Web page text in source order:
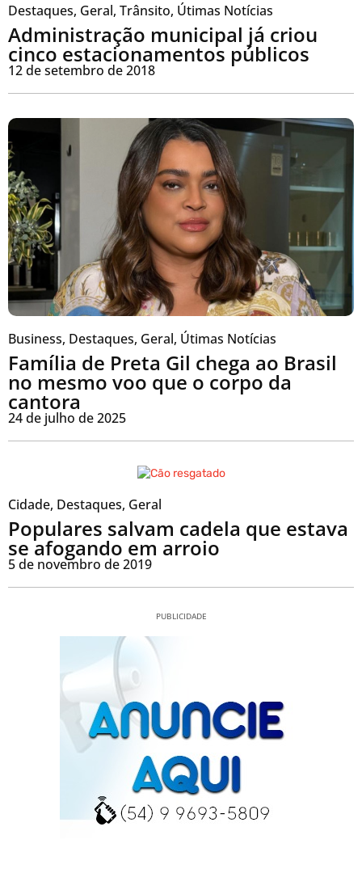
Destaques, Geral, Trânsito, Útimas Notícias
Administração municipal já criou
cinco estacionamentos públicos
12 de setembro de 2018
Business, Destaques, Geral, Útimas Notícias
Família de Preta Gil chega ao Brasil
no mesmo voo que o corpo da
cantora
24 de julho de 2025
Cidade, Destaques, Geral
Populares salvam cadela que estava
se afogando em arroio
5 de novembro de 2019
PUBLICIDADE